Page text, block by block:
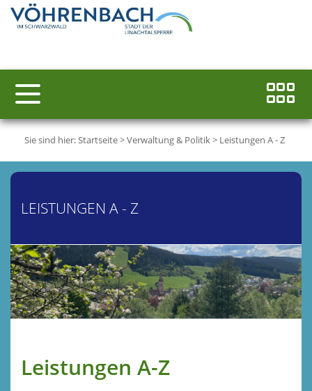
Sie sind hier:Startseite>Verwaltung & Politik> Leistungen A - Z
LEISTUNGEN A - Z
Leistungen A-Z